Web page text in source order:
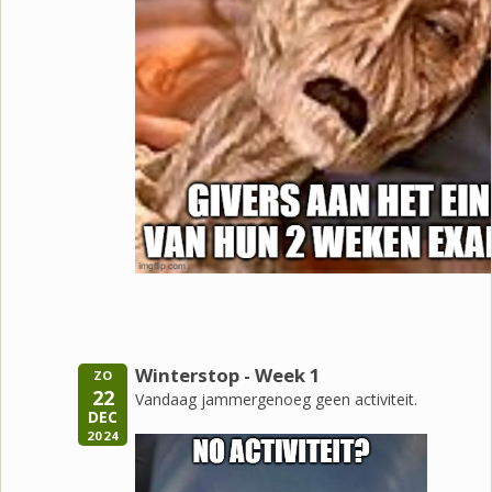
ZO
22
DEC
2024
Winterstop - Week 1
Vandaag jammergenoeg geen activiteit.